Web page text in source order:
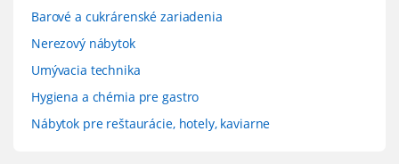
Barové a cukrárenské zariadenia
Nerezový nábytok
Umývacia technika
Hygiena a chémia pre gastro
Nábytok pre reštaurácie, hotely, kaviarne